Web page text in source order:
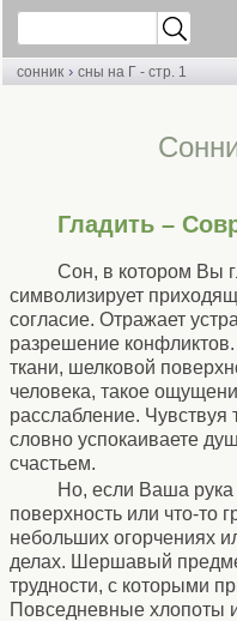
сонник › сны на Г - стр. 1
Гладить –
Сон, в котором Вы
символизирует
согласие. Отражает
разрешение
ткани, шелковой
человека, такое
расслабление.
словно успокаиваете
счастьем.
Но, если Ваша рука
поверхность или что-то
небольших огорчениях
делах. Шершавый
трудности, с которыми
Повседневные хлопоты